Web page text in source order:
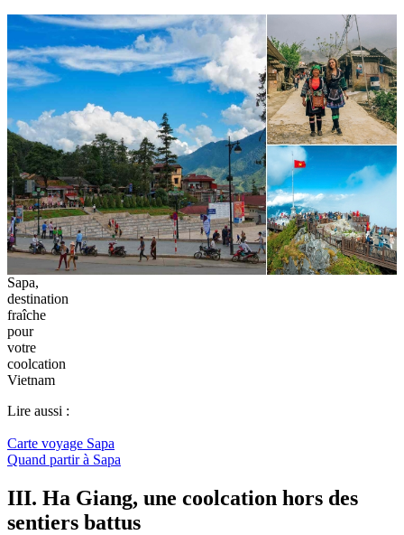
Sapa,
destination
fraîche
pour
votre
coolcation
Vietnam
Lire aussi :
Carte voyage Sapa
Quand partir à Sapa
III. Ha Giang, une coolcation hors des
sentiers battus